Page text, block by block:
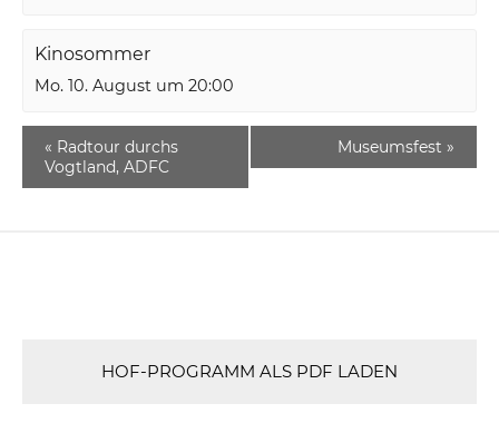
Kinosommer
Mo. 10. August um 20:00
« Radtour durchs
Vogtland, ADFC
Museumsfest »
HOF-PROGRAMM ALS PDF LADEN